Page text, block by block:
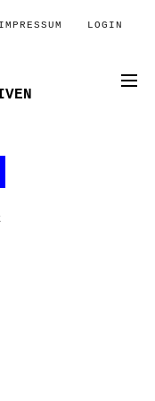
IMPRESSUM LOGIN